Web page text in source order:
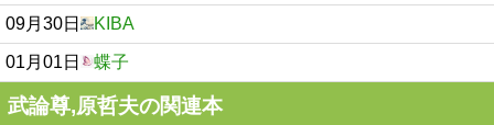
09月30日 KIBA
01月01日 蝶子
武論尊,原哲夫の関連本